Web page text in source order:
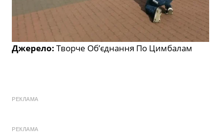
Джерело: Творче Об’єднання По Цимбалам
РЕКЛАМА
РЕКЛАМА